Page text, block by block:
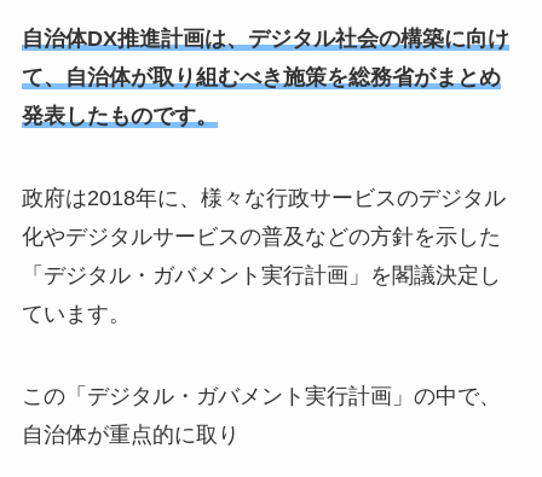
自治体DX推進計画は、デジタル社会の構築に向け
て、自治体が取り組むべき施策を総務省がまとめ
発表したものです。
政府は2018年に、様々な行政サービスのデジタル
化やデジタルサービスの普及などの方針を示した
「デジタル・ガバメント実行計画」を閣議決定し
ています。
この「デジタル・ガバメント実行計画」の中で、
自治体が重点的に取り